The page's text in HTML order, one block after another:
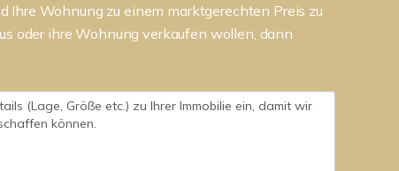
Ihre Wohnung zu einem marktgerechten Preis zu
oder ihre Wohnung verkaufen wollen, dann